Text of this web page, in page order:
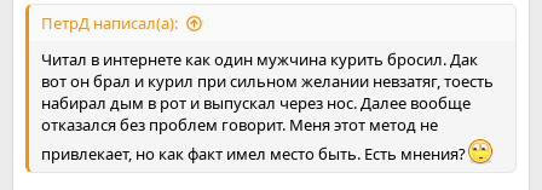
ПетрД написал(а):
Читал в интернете как один мужчина курить бросил. Дак
вот он брал и курил при сильном желании невзатяг, тоесть
набирал дым в рот и выпускал через нос. Далее вообще
отказался без проблем говорит. Меня этот метод не
привлекает, но как факт имел место быть. Есть мнения?